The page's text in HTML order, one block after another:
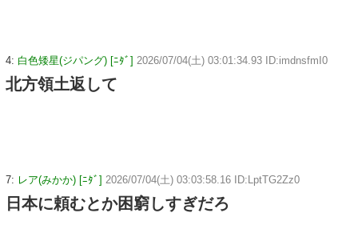
4: 白色矮星(ジパング) [ﾆﾀﾞ] 2026/07/04(土) 03:01:34.93 ID:imdnsfmI0
北方領土返して
7: レア(みかか) [ﾆﾀﾞ] 2026/07/04(土) 03:03:58.16 ID:LptTG2Zz0
日本に頼むとか困窮しすぎだろ